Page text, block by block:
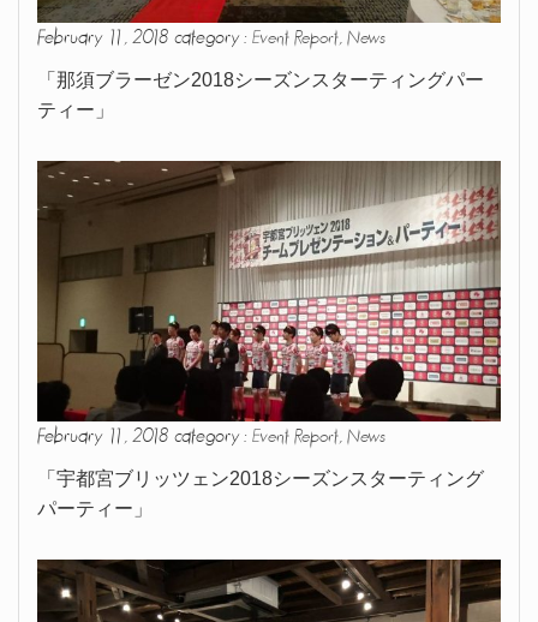
February 11, 2018 category : Event Report News
「那須ブラーゼン2018シーズンスターティングパー
ティー」
February 11, 2018 category : Event Report News
「宇都宮ブリッツェン2018シーズンスターティング
パーティー」